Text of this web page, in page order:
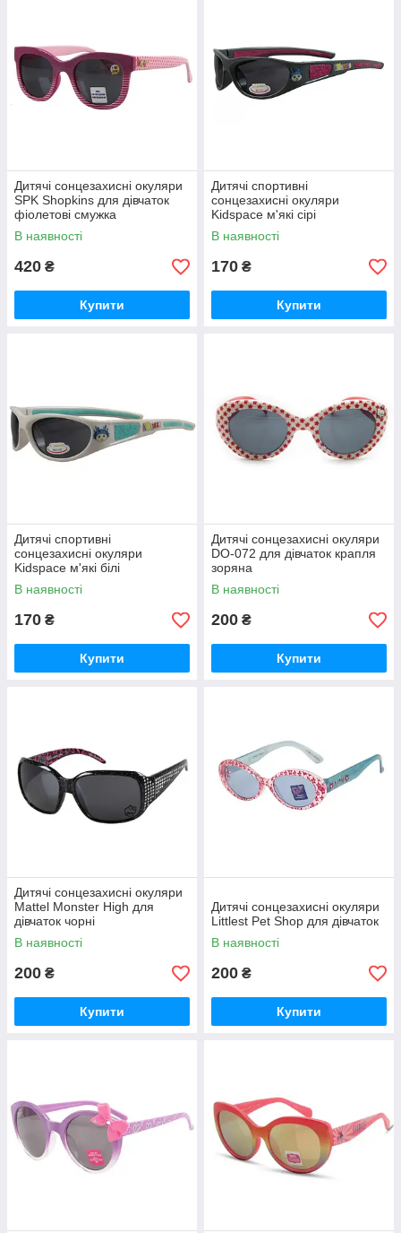
Дитячі сонцезахисні окуляри
SPK Shopkins для дівчаток
фіолетові смужка
В наявності
420 ₴
Купити
Дитячі спортивні
сонцезахисні окуляри
Kidspace м'які сірі
В наявності
170 ₴
Купити
Дитячі спортивні
сонцезахисні окуляри
Kidspace м'які білі
В наявності
170 ₴
Купити
Дитячі сонцезахисні окуляри
DO-072 для дівчаток крапля
зоряна
В наявності
200 ₴
Купити
Дитячі сонцезахисні окуляри
Mattel Monster High для
дівчаток чорні
В наявності
200 ₴
Купити
Дитячі сонцезахисні окуляри
Littlest Pet Shop для дівчаток
В наявності
200 ₴
Купити